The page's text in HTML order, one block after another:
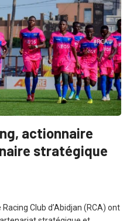
actionnaire
stratégique
Club d’Abidjan (RCA) ont